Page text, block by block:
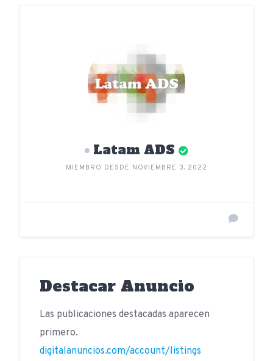
Latam ADS
MIEMBRO DESDE NOVIEMBRE 3, 2022
Destacar Anuncio
Las publicaciones destacadas aparecen
primero.
digitalanuncios.com/account/listings